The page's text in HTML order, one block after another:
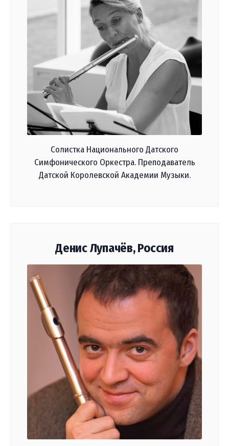
Солистка Национального Датского
Симфонического Оркестра. Преподаватель
Датской Королевской Академии Музыки.
Денис Лупачёв, Россия